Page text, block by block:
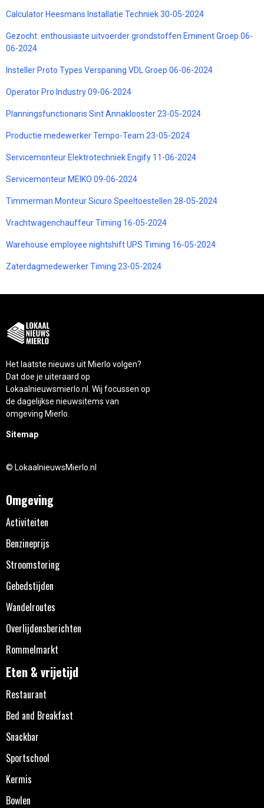
Calculator Heesmans Installatie Techniek 30-05-2024
Gezocht: enthousiaste uitvoerder grondstoffen Eminent Groep 06-
06-2024
Insteller Proto Types Verspaning VDL Groep 06-06-2024
Operator Pro Industry 09-06-2024
Planningsfunctionaris Sint Annaklooster 23-05-2024
Productie medewerker Tempo-Team 23-05-2024
Servicemonteur Elektrotechniek Engify 11-06-2024
Servicemonteur MEIKO 09-06-2024
Timmerman Monteur Sicuro Speeltoestellen 28-05-2024
Vrachtwagenchauffeur Timing 16-05-2024
Warehouse employee nightshift UPS Timing 16-05-2024
Zaterdagmedewerker Timing 23-05-2024
Het laatste nieuws uit Mierlo volgen?
Dat doe je uiteraard op
Lokaalnieuwsmierlo.nl. Wij focussen op
de dagelijkse nieuwsitems van
omgeving Mierlo.
Sitemap
© LokaalnieuwsMierlo.nl
Omgeving
Activiteiten
Benzineprijs
Stroomstoring
Gebedstijden
Wandelroutes
Overlijdensberichten
Rommelmarkt
Eten & vrijetijd
Restaurant
Bed and Breakfast
Snackbar
Sportschool
Kermis
Bowlen